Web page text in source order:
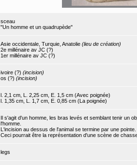
sceau
"Un homme et un quadrupède"
Asie occidentale, Turquie, Anatolie (lieu de création)
2e millénaire av JC (?)
1er millénaire av JC (?)
ivoire (?) (incision)
os (?) (incision)
l. 2,1 cm, L. 2,25 cm, E. 1,5 cm (Avec poignée)
l. 1,35 cm, L. 1,7 cm, E. 0,85 cm (La poignée)
Il s'agit d'un homme, les bras levés et semblant tenir un
l'homme.
L'incision au dessus de l'animal se termine par une pointe.
Ceci pourrait être la représentation d'une scène de
legs